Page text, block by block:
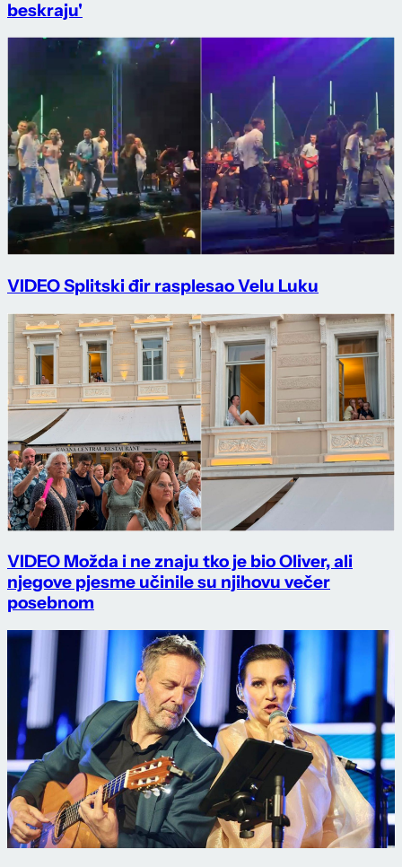
beskraju'
VIDEO Splitski đir rasplesao Velu Luku
VIDEO Možda i ne znaju tko je bio Oliver, ali
njegove pjesme učinile su njihovu večer
posebnom